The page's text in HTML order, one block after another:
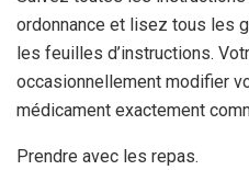
ordonnance et lisez tous les
les feuilles d’instructions.
occasionnellement modifier
médicament exactement
Prendre avec les repas.